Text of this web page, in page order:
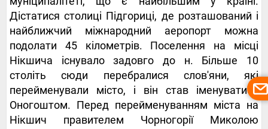
Дістатися столиці Підгориці, де розташований і
найближчий міжнародний аеропорт можна
подолати 45 кілометрів. Поселення на місці
Нікшича існувало задовго до н. Більше 10
століть сюди перебралися слов'яни, які
перейменували місто, і він став іменуватися
Оногоштом. Перед перейменуванням міста на
Нікшич правителем Чорногорії Миколою